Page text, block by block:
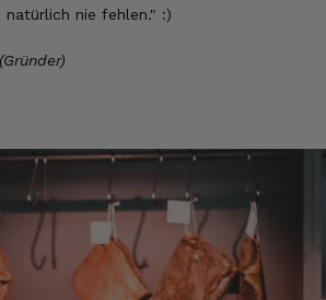
natürlich nie fehlen." :)
sich sehr viel Mühe mit meine
Kunde
alles lecker und gut.
7.8.2026